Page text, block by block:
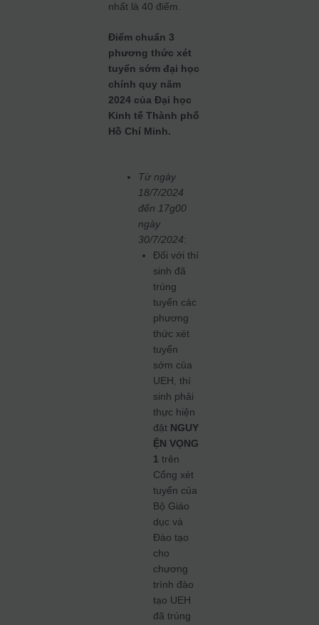
nhất là 40 điểm.
Điểm chuẩn 3
phương thức xét
tuyển sớm đại học
chính quy năm
2024 của Đại học
Kinh tế Thành phố
Hồ Chí Minh.
Từ ngày
18/7/2024
đến 17g00
ngày
30/7/2024:
Đối với thí
sinh đã
trúng
tuyển các
phương
thức xét
tuyển
sớm của
UEH, thí
sinh phải
thực hiện
đặt NGUY
ỆN VỌNG
1 trên
Cổng xét
tuyển của
Bộ Giáo
dục và
Đào tạo
cho
chương
trình đào
tạo UEH
đã trúng